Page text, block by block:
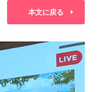
本文に戻る